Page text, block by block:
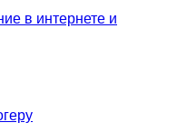
в интернете и